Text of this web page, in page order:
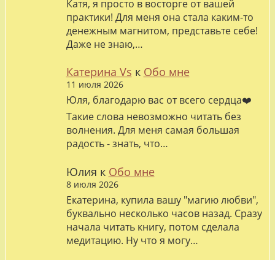
Катя, я просто в восторге от вашей
практики! Для меня она стала каким-то
денежным магнитом, представьте себе!
Даже не знаю,…
Катерина Vs к Обо мне
11 июля 2026
Юля, благодарю вас от всего сердца❤️
Такие слова невозможно читать без
волнения. Для меня самая большая
радость - знать, что…
Юлия к Обо мне
8 июля 2026
Екатерина, купила вашу "магию любви",
буквально несколько часов назад. Сразу
начала читать книгу, потом сделала
медитацию. Ну что я могу…